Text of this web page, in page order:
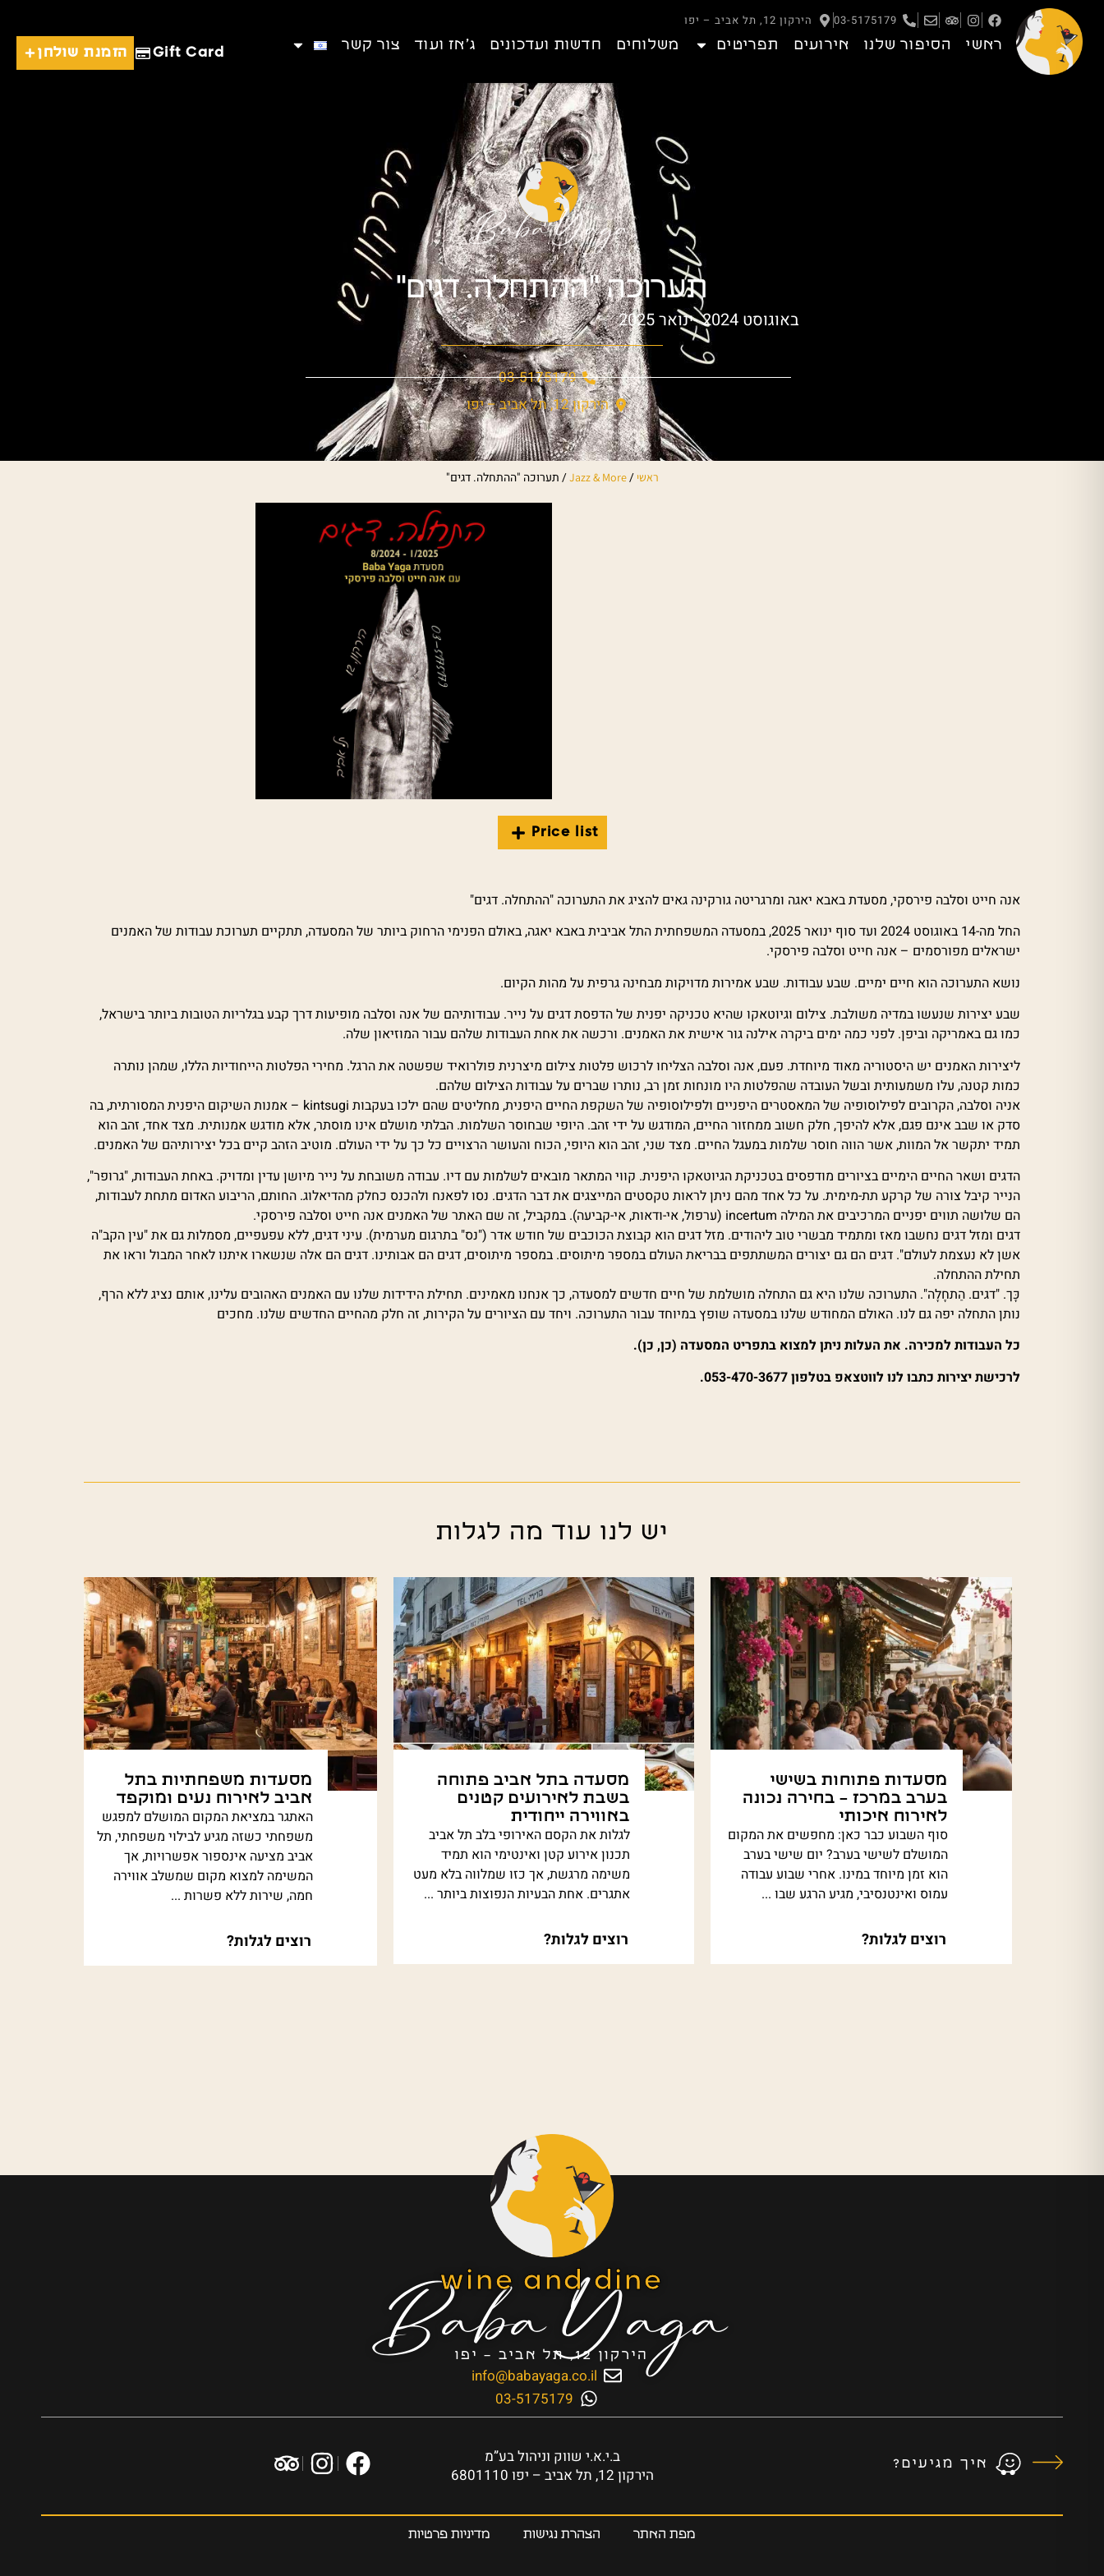
03-5175179 הירקון 12, תל אביב – יפו
ראשי הסיפור שלנו אירועים תפריטים משלוחים חדשות ועדכונים ג’אז ועוד צור קשר Gift Card הזמנת שולחן
תערוכה "ההתחלה. דגים"
באוגוסט 2024 - ינואר 2025
03-5175179
הירקון 12, תל אביב – יפו
ראשי /
Jazz & More
/תערוכה "ההתחלה. דגים"
Price list
אנה חייט וסלבה פירסקי, מסעדת באבא יאגה ומרגריטה גורקינה גאים להציג את התערוכה "ההתחלה. דגים"
החל מה-14 באוגוסט 2024 ועד סוף ינואר 2025, במסעדה המשפחתית התל אביבית באבא יאגה, באולם הפנימי הרחוק ביותר של המסעדה, תתקיים תערוכת עבודות של האמנים
ישראלים מפורסמים – אנה חייט וסלבה פירסקי.
נושא התערוכה הוא חיים ימיים. שבע עבודות. שבע אמירות מדויקות מבחינה גרפית על מהות הקיום.
שבע יצירות שנעשו במדיה משולבת. צילום וגיוטאקו שהיא טכניקה יפנית של הדפסת דגים על נייר. עבודותיהם של אנה וסלבה מופיעות דרך קבע בגלריות הטובות ביותר בישראל,
כמו גם באמריקה וביפן. לפני כמה ימים ביקרה אילנה גור אישית את האמנים. ורכשה את אחת העבודות שלהם עבור המוזיאון שלה.
ליצירות האמנים יש היסטוריה מאוד מיוחדת. פעם, אנה וסלבה הצליחו לרכוש פלטות צילום מיצרנית פולרואיד שפשטה את הרגל. מחירי הפלטות הייחודיות הללו, שמהן נותרה
כמות קטנה, עלו משמעותית ובשל העובדה שהפלטות היו מונחות זמן רב, נותרו שברים על עבודות הצילום שלהם.
אניה וסלבה, הקרובים לפילוסופיה של המאסטרים היפניים ולפילוסופיה של השקפת החיים היפנית, מחליטים שהם ילכו בעקבות kintsugi – אמנות השיקום היפנית המסורתית, בה
סדק או שבב אינם פגם, אלא להיפך, חלק חשוב ממחזור החיים, המודגש על ידי זהב. היופי שבחוסר השלמות. הבלתי מושלם אינו מוסתר, אלא מודגש אמנותית. מצד אחד, זהב הוא
תמיד יתקשר אל המוות, אשר הווה חוסר שלמות במעגל החיים. מצד שני, זהב הוא היופי, הכוח והעושר הרצויים כל כך על ידי העולם. מוטיב הזהב קיים בכל יצירותיהם של האמנים.
הדגים ושאר החיים הימיים בציורים מודפסים בטכניקת הגיוטאקו היפנית. קווי המתאר מובאים לשלמות עם דיו. עבודה משובחת על נייר מיושן עדין ומדויק. באחת העבודות, "גרופר",
הנייר קיבל צורה של קרקע תת-מימית. על כל אחד מהם ניתן לראות טקסטים המייצגים את דבר הדגים. נסו לפאנח ולהכנס כחלק מהדיאלוג. החותם, הריבוע האדום מתחת לעבודות,
הם שלושה תווים יפניים המרכיבים את המילה incertum (ערפול, אי-ודאות, אי-קביעה). במקביל, זה שם האתר של האמנים אנה חייט וסלבה פירסקי.
דגים ומזל דגים נחשבו מאז ומתמיד מבשרי טוב ליהודים. מזל דגים הוא קבוצת הכוכבים של חודש אדר ("נס" בתרגום מערמית). עיני דגים, ללא עפעפיים, מסמלות גם את "עין הקב"ה
אשן לא נעצמת לעולם". דגים הם גם יצורים המשתתפים בבריאת העולם במספר מיתוסים. במספר מיתוסים, דגים הם אבותינו. דגים הם אלה שנשארו איתנו לאחר המבול וראו את
תחילת ההתחלה.
כָּך. "דגים. הַתחָלָה". התערוכה שלנו היא גם התחלה מושלמת של חיים חדשים למסעדה, כך אנחנו מאמינים. תחילת הידידות שלנו עם האמנים האהובים עלינו, אותם נציג ללא הרף,
נותן התחלה יפה גם לנו. האולם המחודש שלנו במסעדה שופץ במיוחד עבור התערוכה. ויחד עם הציורים על הקירות, זה חלק מהחיים החדשים שלנו. מחכים
כל העבודות למכירה. את העלות ניתן למצוא בתפריט המסעדה (כן, כן).
לרכישת יצירות כתבו לנו לווטצאפ בטלפון 053-470-3677.
יש לנו עוד מה לגלות
מסעדות פתוחות בשישי
בערב במרכז – בחירה נכונה
לאירוח איכותי
סוף השבוע כבר כאן: מחפשים את המקום
המושלם לשישי בערב? יום שישי בערב
הוא זמן מיוחד במינו. אחרי שבוע עבודה
עמוס ואינטנסיבי, מגיע הרגע שבו ...
רוצים לגלות?
מסעדה בתל אביב פתוחה
בשבת לאירועים קטנים
באווירה ייחודית
לגלות את הקסם האירופי בלב תל אביב
תכנון אירוע קטן ואינטימי הוא תמיד
משימה מרגשת, אך כזו שמלווה בלא מעט
אתגרים. אחת הבעיות הנפוצות ביותר ...
רוצים לגלות?
מסעדות משפחתיות בתל
אביב לאירוח נעים ומוקפד
האתגר במציאת המקום המושלם למפגש
משפחתי כשזה מגיע לבילוי משפחתי, תל
אביב מציעה אינספור אפשרויות, אך
המשימה למצוא מקום שמשלב אווירה
חמה, שירות ללא פשרות ...
רוצים לגלות?
wine and dine
Baba Yaga
הירקון 12, תל אביב – יפו
info@babayaga.co.il
03-5175179
איך מגיעים?
ב.י.א.י שווק וניהול בע”מ
הירקון 12, תל אביב – יפו 6801110
מפת האתר הצהרת נגישות מדיניות פרטיות